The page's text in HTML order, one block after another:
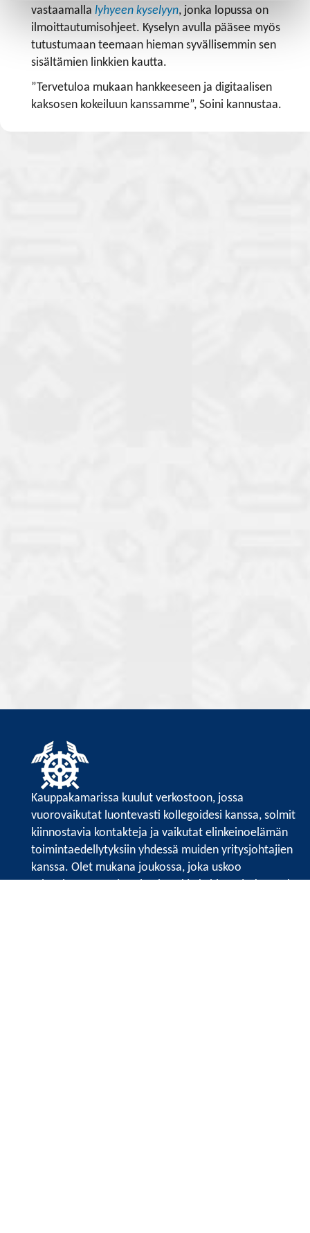
vastaamalla lyhyeen kyselyyn, jonka lopussa on
ilmoittautumisohjeet. Kyselyn avulla pääsee myös
tutustumaan teemaan hieman syvällisemmin sen
sisältämien linkkien kautta.
”Tervetuloa mukaan hankkeeseen ja digitaalisen
kaksosen kokeiluun kanssamme”, Soini kannustaa.
Kauppakamarissa kuulut verkostoon, jossa
vuorovaikutat luontevasti kollegoidesi kanssa, solmit
kiinnostavia kontakteja ja vaikutat elinkeinoelämän
toimintaedellytyksiin yhdessä muiden yritysjohtajien
kanssa. Olet mukana joukossa, joka uskoo